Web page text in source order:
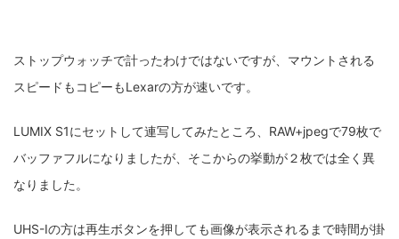
ストップウォッチで計ったわけではないですが、マウントされる
スピードもコピーもLexarの方が速いです。
LUMIX S1にセットして連写してみたところ、RAW+jpegで79枚で
バッファフルになりましたが、そこからの挙動が２枚では全く異
なりました。
UHS-Iの方は再生ボタンを押しても画像が表示されるまで時間が掛